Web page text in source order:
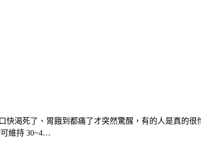
渴死了、胃餓到都痛了才突然驚醒，有的人是真的
維持 30~4…